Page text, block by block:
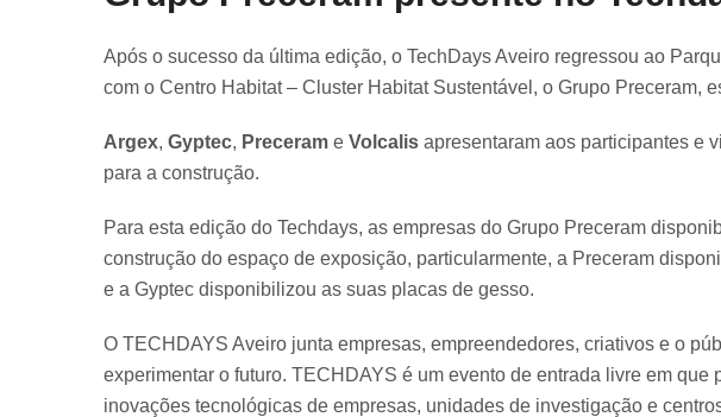
Após o sucesso da última edição, o TechDays Aveiro regressou ao
com o Centro Habitat – Cluster Habitat Sustentável, o Grupo Preceram,
Argex, Gyptec, Preceram e Volcalis apresentaram aos participantes e
para a construção.
Para esta edição do Techdays, as empresas do Grupo Preceram
construção do espaço de exposição, particularmente, a Preceram
e a Gyptec disponibilizou as suas placas de gesso.
O TECHDAYS Aveiro junta empresas, empreendedores, criativos e o
experimentar o futuro. TECHDAYS é um evento de entrada livre em que
inovações tecnológicas de empresas, unidades de investigação e